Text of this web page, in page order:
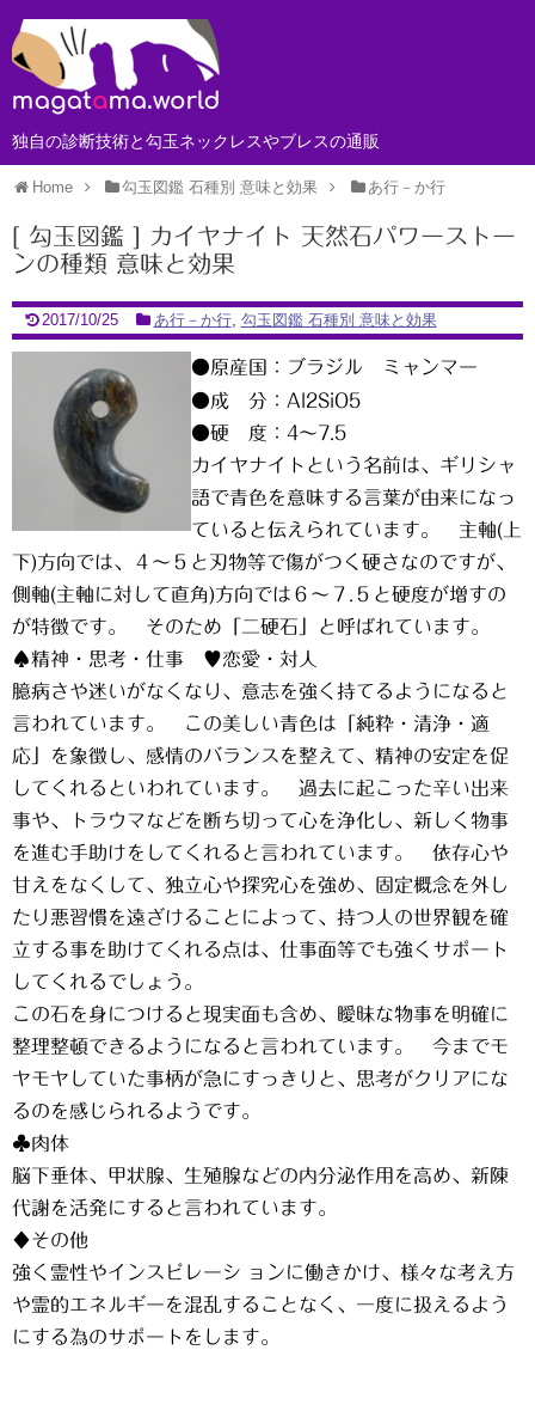
独自の診断技術と勾玉ネックレスやブレスの通販
Home 勾玉図鑑 石種別 意味と効果 あ行－か行
[ 勾玉図鑑 ] カイヤナイト 天然石パワーストー
ンの種類 意味と効果
2017/10/25 あ行－か行, 勾玉図鑑 石種別 意味と効果
●原産国：ブラジル ミャンマー
●成 分：Al2SiO5
●硬 度：4～7.5
カイヤナイトという名前は、ギリシャ
語で青色を意味する言葉が由来になっ
ていると伝えられています。 主軸(上
下)方向では、４～５と刃物等で傷がつく硬さなのですが、
側軸(主軸に対して直角)方向では６～７.５と硬度が増すの
が特徴です。 そのため「二硬石」と呼ばれています。
♠精神・思考・仕事 ♥恋愛・対人
臆病さや迷いがなくなり、意志を強く持てるようになると
言われています。 この美しい青色は「純粋・清浄・適
応」を象徴し、感情のバランスを整えて、精神の安定を促
してくれるといわれています。 過去に起こった辛い出来
事や、トラウマなどを断ち切って心を浄化し、新しく物事
を進む手助けをしてくれると言われています。 依存心や
甘えをなくして、独立心や探究心を強め、固定概念を外し
たり悪習慣を遠ざけることによって、持つ人の世界観を確
立する事を助けてくれる点は、仕事面等でも強くサポート
してくれるでしょう。
この石を身につけると現実面も含め、曖昧な物事を明確に
整理整頓できるようになると言われています。 今までモ
ヤモヤしていた事柄が急にすっきりと、思考がクリアにな
るのを感じられるようです。
♣肉体
脳下垂体、甲状腺、生殖腺などの内分泌作用を高め、新陳
代謝を活発にすると言われています。
♦その他
強く霊性やインスピレーシ ョンに働きかけ、様々な考え方
や霊的エネルギーを混乱することなく、一度に扱えるよう
にする為のサポートをします。